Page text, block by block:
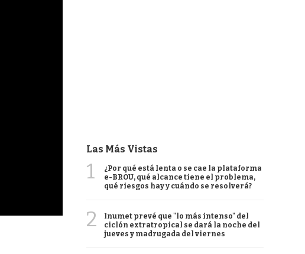
Las Más Vistas
1
¿Por qué está lenta o se cae la plataforma
e-BROU, qué alcance tiene el problema,
qué riesgos hay y cuándo se resolverá?
2
Inumet prevé que "lo más intenso" del
ciclón extratropical se dará la noche del
jueves y madrugada del viernes